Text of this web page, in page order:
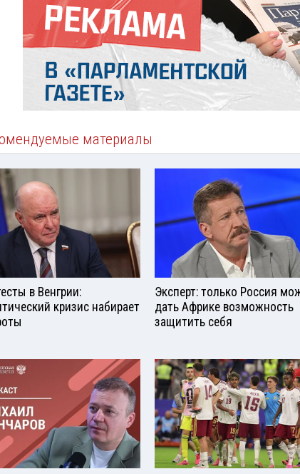
материалы
в Венгрии:
кризис набирает
Эксперт: только Россия
дать Африке возможность
защитить себя